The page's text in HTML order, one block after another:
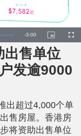
R
e
m
n
-3:00
P
i
c
t
u
e
-
c
t
r
e
F
u
r
e
出售单位
发逾9000
出超过4,000个单
售房屋。香港房
将资助出售单位